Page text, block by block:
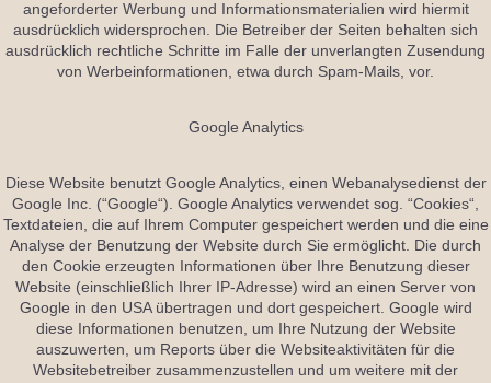
angeforderter Werbung und Informationsmaterialien wird hiermit
ausdrücklich widersprochen. Die Betreiber der Seiten behalten sich
ausdrücklich rechtliche Schritte im Falle der unverlangten Zusendung
von Werbeinformationen, etwa durch Spam-Mails, vor.
Google Analytics
Diese Website benutzt Google Analytics, einen Webanalysedienst der
Google Inc. (“Google“). Google Analytics verwendet sog. “Cookies“,
Textdateien, die auf Ihrem Computer gespeichert werden und die eine
Analyse der Benutzung der Website durch Sie ermöglicht. Die durch
den Cookie erzeugten Informationen über Ihre Benutzung dieser
Website (einschließlich Ihrer IP-Adresse) wird an einen Server von
Google in den USA übertragen und dort gespeichert. Google wird
diese Informationen benutzen, um Ihre Nutzung der Website
auszuwerten, um Reports über die Websiteaktivitäten für die
Websitebetreiber zusammenzustellen und um weitere mit der